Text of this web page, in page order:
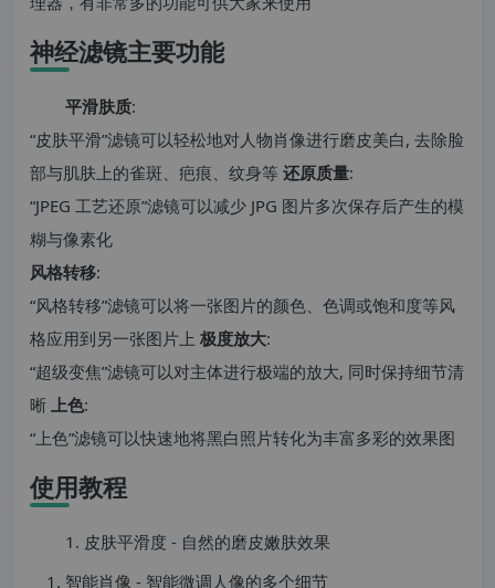
神经滤镜主要功能
平滑肤质:
“皮肤平滑”滤镜可以轻松地对人物肖像进行磨皮美白, 去除脸
部与肌肤上的雀斑、疤痕、纹身等 还原质量:
“JPEG 工艺还原”滤镜可以减少 JPG 图片多次保存后产生的模
糊与像素化
风格转移:
“风格转移”滤镜可以将一张图片的颜色、色调或饱和度等风
格应用到另一张图片上 极度放大:
“超级变焦”滤镜可以对主体进行极端的放大, 同时保持细节清
晰 上色:
“上色”滤镜可以快速地将黑白照片转化为丰富多彩的效果图
使用教程
1. 皮肤平滑度 - 自然的磨皮嫩肤效果
智能肖像 - 智能微调人像的多个细节